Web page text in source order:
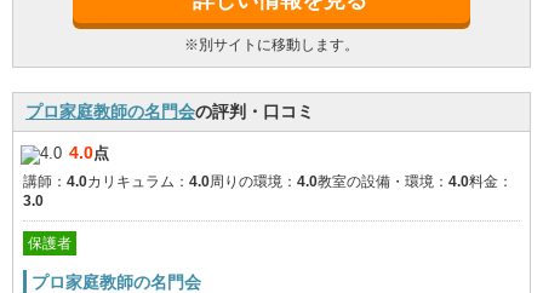
※別サイトに移動します。
プロ家庭教師の名門会の評判・口コミ
4.0点
講師： 4.0カリキュラム： 4.0周りの環境： 4.0教室の設備・環境： 4.0料金：
3.0
保護者
プロ家庭教師の名門会